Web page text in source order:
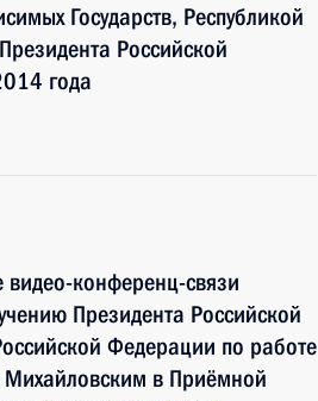
Государств, Республикой
Российской
года
конференц-связи
Президента Российской
Федерации по работе
в Приёмной